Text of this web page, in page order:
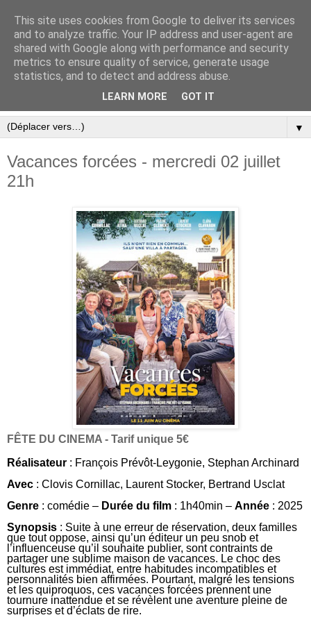
▼
Vacances forcées - mercredi 02 juillet
21h
FÊTE DU CINEMA - Tarif unique 5€
Réalisateur : François Prévôt-Leygonie, Stephan Archinard
Avec : Clovis Cornillac, Laurent Stocker, Bertrand Usclat
Genre : comédie – Durée du film : 1h40min – Année : 2025
Synopsis : Suite à une erreur de réservation, deux familles
que tout oppose, ainsi qu’un éditeur un peu snob et
l’influenceuse qu’il souhaite publier, sont contraints de
partager une sublime maison de vacances. Le choc des
cultures est immédiat, entre habitudes incompatibles et
personnalités bien affirmées. Pourtant, malgré les tensions
et les quiproquos, ces vacances forcées prennent une
tournure inattendue et se révèlent une aventure pleine de
surprises et d’éclats de rire.
This site uses cookies from Google to deliver its services
and to analyze traffic. Your IP address and user-agent are
shared with Google along with performance and security
metrics to ensure quality of service, generate usage
statistics, and to detect and address abuse.
LEARN MORE GOT IT